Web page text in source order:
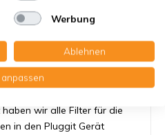
daß Sie den richtigen
wir alle Filter für die
in den Pluggit Gerät
Werbung
Ablehnen